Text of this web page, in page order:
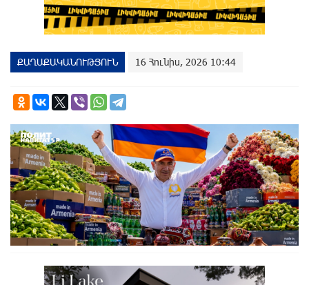
ՔԱՂԱՔԱԿԱՆՈՒԹՅՈՒՆ 16 Հունիս, 2026 10:44